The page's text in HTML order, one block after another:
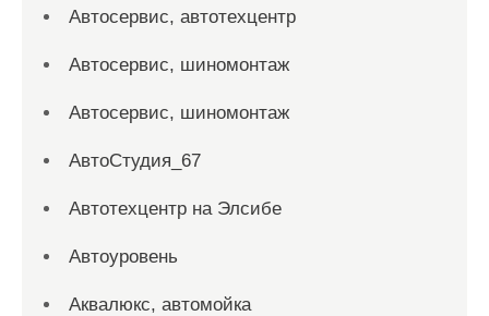
Автосервис, автотехцентр
Автосервис, шиномонтаж
Автосервис, шиномонтаж
АвтоСтудия_67
Автотехцентр на Элсибе
Автоуровень
Аквалюкс, автомойка